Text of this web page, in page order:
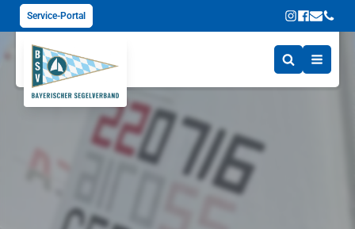
Service-Portal